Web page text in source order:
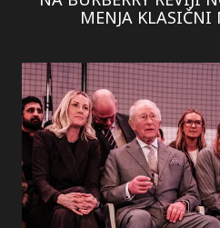
MENJA